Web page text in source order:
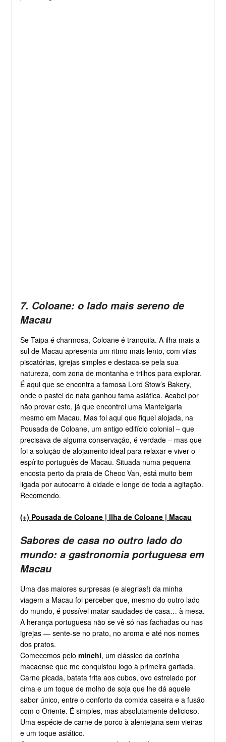
7. Coloane: o lado mais sereno de
Macau
Se Taipa é charmosa, Coloane é tranquila. A ilha mais a
sul de Macau apresenta um ritmo mais lento, com vilas
piscatórias, igrejas simples e destaca-se pela sua
natureza, com zona de montanha e trilhos para explorar.
É aqui que se encontra a famosa Lord Stow’s Bakery,
onde o pastel de nata ganhou fama asiática. Acabei por
não provar este, já que encontrei uma Manteigaria
mesmo em Macau. Mas foi aqui que fiquei alojada, na
Pousada de Coloane, um antigo edifício colonial – que
precisava de alguma conservação, é verdade – mas que
foi a solução de alojamento ideal para relaxar e viver o
espírito português de Macau. Situada numa pequena
encosta perto da praia de Cheoc Van, está muito bem
ligada por autocarro à cidade e longe de toda a agitação.
Recomendo.
(+) Pousada de Coloane | Ilha de Coloane | Macau
Sabores de casa no outro lado do
mundo: a gastronomia portuguesa em
Macau
Uma das maiores surpresas (e alegrias!) da minha
viagem a Macau foi perceber que, mesmo do outro lado
do mundo, é possível matar saudades de casa… à mesa.
A herança portuguesa não se vê só nas fachadas ou nas
igrejas — sente-se no prato, no aroma e até nos nomes
dos pratos.
Comecemos pelo minchi, um clássico da cozinha
macaense que me conquistou logo à primeira garfada.
Carne picada, batata frita aos cubos, ovo estrelado por
cima e um toque de molho de soja que lhe dá aquele
sabor único, entre o conforto da comida caseira e a fusão
com o Oriente. É simples, mas absolutamente delicioso.
Uma espécie de carne de porco à alentejana sem vieiras
e um toque asiático.